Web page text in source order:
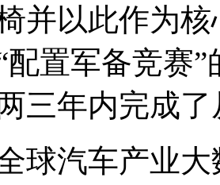
并以此作为
配置军备竞赛
三年内完成了
球汽车产业